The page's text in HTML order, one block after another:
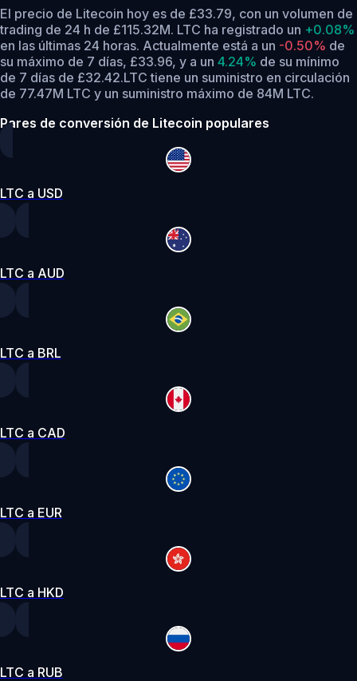
El precio de Litecoin hoy es de £33.79, con un volumen de
trading de 24 h de £115.32M. LTC ha registrado un +0.08%
en las últimas 24 horas. Actualmente está a un -0.50% de
su máximo de 7 días, £33.96, y a un 4.24% de su mínimo
de 7 días de £32.42.LTC tiene un suministro en circulación
de 77.47M LTC y un suministro máximo de 84M LTC.
Pares de conversión de Litecoin populares
LTC a USD
LTC a AUD
LTC a BRL
LTC a CAD
LTC a EUR
LTC a HKD
LTC a RUB